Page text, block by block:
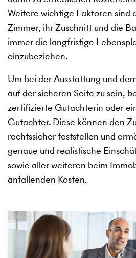
Weitere wichtige Faktoren sind
Zimmer, ihr Zuschnitt und die
immer die langfristige
einzubeziehen.
Um bei der Ausstattung und
auf der sicheren Seite zu sein,
zertifizierte Gutachterin oder
Gutachter. Diese können den
rechtssicher feststellen und
genaue und realistische
sowie aller weiteren beim
anfallenden Kosten.